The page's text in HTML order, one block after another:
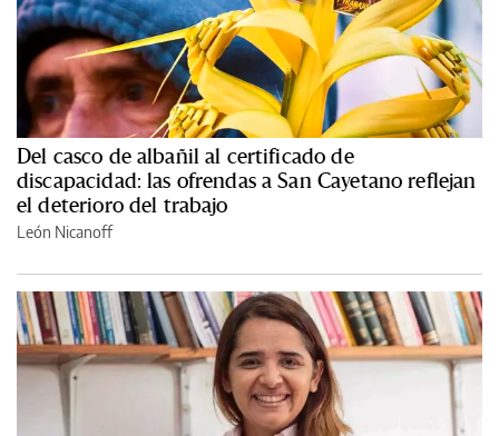
Del casco de albañil al certificado de
discapacidad: las ofrendas a San Cayetano reflejan
el deterioro del trabajo
León Nicanoff